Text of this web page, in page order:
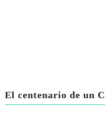
El centenario de un